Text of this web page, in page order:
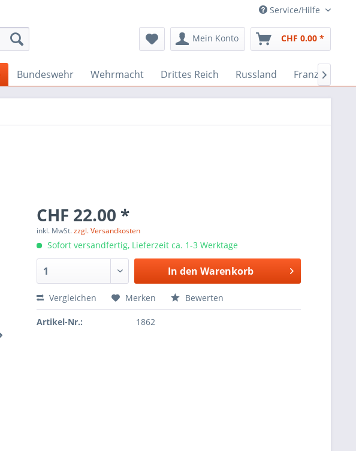
Service/Hilfe
Mein Konto CHF 0.00 *
Bundeswehr Wehrmacht Drittes Reich Russland Französisch

CHF 22.00 *
inkl. MwSt.zzgl. Versandkosten
Sofort versandfertig, Lieferzeit ca. 1-3 Werktage
In den Warenkorb
Vergleichen Merken Bewerten
Artikel-Nr.: 1862